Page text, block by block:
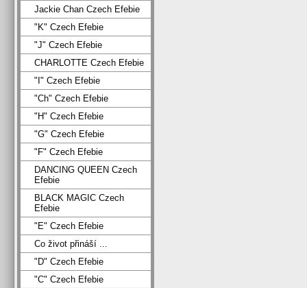
Jackie Chan Czech Efebie
"K" Czech Efebie
"J" Czech Efebie
CHARLOTTE Czech Efebie
"I" Czech Efebie
"Ch" Czech Efebie
"H" Czech Efebie
"G" Czech Efebie
"F" Czech Efebie
DANCING QUEEN Czech
Efebie
BLACK MAGIC Czech
Efebie
"E" Czech Efebie
Co život přináší ...
"D" Czech Efebie
"C" Czech Efebie